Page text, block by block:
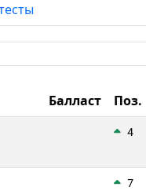
Балласт Поз.
4
7